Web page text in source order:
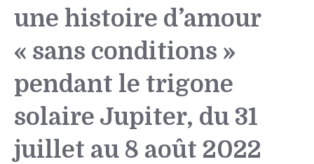
une histoire d’amour
« sans conditions »
pendant le trigone
solaire Jupiter, du 31
juillet au 8 août 2022